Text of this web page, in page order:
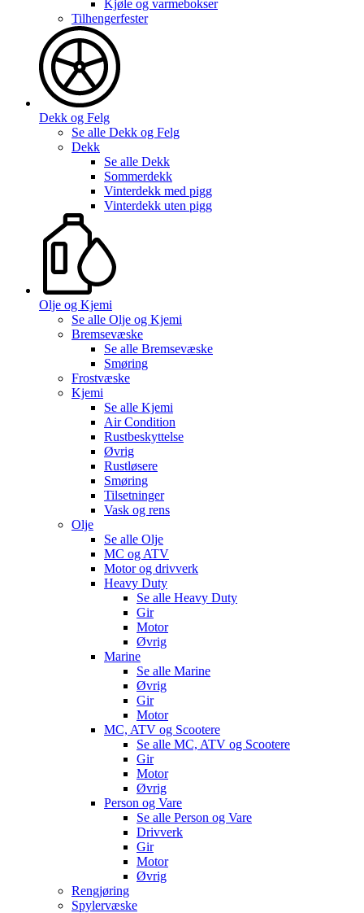
Kjøle og varmebokser
Tilhengerfester
Dekk og Felg
Se alle Dekk og Felg
Dekk
Se alle Dekk
Sommerdekk
Vinterdekk med pigg
Vinterdekk uten pigg
Olje og Kjemi
Se alle Olje og Kjemi
Bremsevæske
Se alle Bremsevæske
Smøring
Frostvæske
Kjemi
Se alle Kjemi
Air Condition
Rustbeskyttelse
Øvrig
Rustløsere
Smøring
Tilsetninger
Vask og rens
Olje
Se alle Olje
MC og ATV
Motor og drivverk
Heavy Duty
Se alle Heavy Duty
Gir
Motor
Øvrig
Marine
Se alle Marine
Øvrig
Gir
Motor
MC, ATV og Scootere
Se alle MC, ATV og Scootere
Gir
Motor
Øvrig
Person og Vare
Se alle Person og Vare
Drivverk
Gir
Motor
Øvrig
Rengjøring
Spylervæske